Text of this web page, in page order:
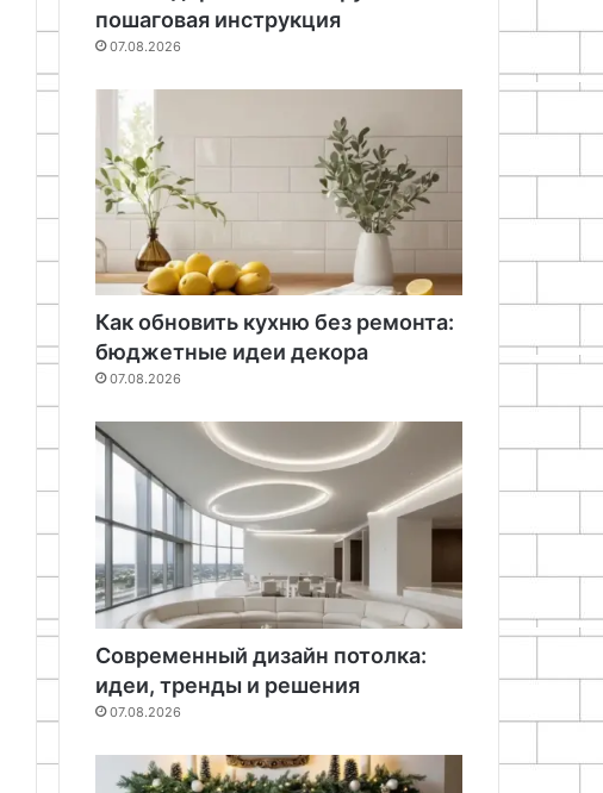
пошаговая инструкция
07.08.2026
Как обновить кухню без ремонта:
бюджетные идеи декора
07.08.2026
Современный дизайн потолка:
идеи, тренды и решения
07.08.2026